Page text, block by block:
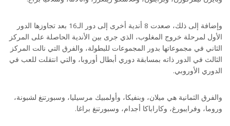
وإضافة إلى ذلك، صعدت 8 أندية أخرى إلى دور الـ16 بعد تجاوزها الدور
الأول لمرحلة خروج المغلوب، الذي جرى بين الأندية الحاصلة على المركز
الثاني في مجموعاتها بدور المجموعات للبطولة، والفرق التي نالت المركز
الثالث في الدور ذاته بمسابقة دوري أبطال أوروبا، والتي انتقلت للعب في
الدوري الأوروبي.
والفرق الثمانية هي ميلان، وبنفيكا، وأولمبيك مرسيليا، وسبورتنغ لشبونة،
وروما، وفرايبورغ، وكاراباكا أجدام، وسبورتنغ براغا.